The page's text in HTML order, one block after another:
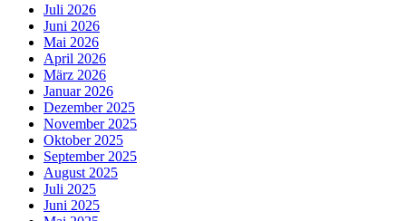
Juli 2026
Juni 2026
Mai 2026
April 2026
März 2026
Januar 2026
Dezember 2025
November 2025
Oktober 2025
September 2025
August 2025
Juli 2025
Juni 2025